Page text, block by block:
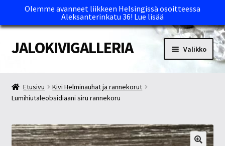
Olemme avanneet liikkeen Helsingissä osoitteessa
Aleksanterinkatu 36! Lue lisää
Siirry
navigointiin
Siirry
sisältöön
JALOKIVIGALLERIA Valikko
Kassa
Maksutavat ja Tärkeää tietää
Etusivu
Kivi Helminauhat ja rannekorut
Lumihiutaleobsidiaani siru rannekoru